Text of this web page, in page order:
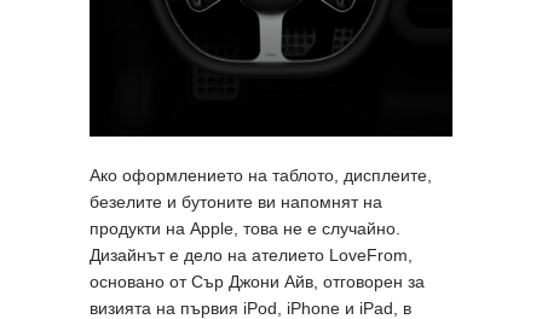
Ако оформлението на таблото, дисплеите,
безелите и бутоните ви напомнят на
продукти на Apple, това не е случайно.
Дизайнът е дело на ателието LoveFrom,
основано от Сър Джони Айв, отговорен за
визията на първия iPod, iPhone и iPad, в